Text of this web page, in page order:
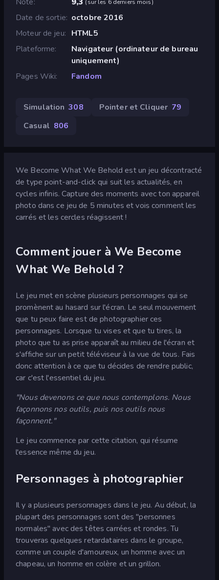
(sur les 6 derniers mois)
Date de sortie octobre 2016
Moteur de jeu
HTML5
Plateforme
Navigateur (ordinateur de bureau
uniquement)
Pages Wiki
Fandom
Simulation 308 Pointer et Cliquer 79
Casual 806
We Become What We Behold est un jeu décontracté
de type point-and-click qui suit les actualités, en
cycles infinis. Capture des moments avec ton appareil
photo dans ce jeu de 5 minutes et vois comment les
carrés et les cercles réagissent !
Comment jouer à We Become
What We Behold ?
Le jeu met en scène plusieurs personnages qui se
promènent au hasard sur l'écran. Le seul mouvement
que tu peux faire est de photographier ces
personnages. Lorsque tu vises et que tu tires, la
photo que tu as prise apparaît au milieu de l'écran et
s'affiche sur un petit téléviseur à la vue de tous. Fais
donc attention à ce que tu décides de rendre public,
car c'est l'essentiel du jeu.
"Nous devenons ce que nous contemplons. Nous
façonnons nos outils, puis nos outils nous
façonnent."
Le jeu commence par cette citation, qui résume
l'essence même du jeu.
Personnages à photographier
Il y a plusieurs personnages dans le jeu. Au début, la
plupart des personnages sont des "personnes
normales" avec des têtes carrées et rondes. Tu
trouveras quelques retardataires dans le groupe,
comme un couple d'amoureux, un homme avec un
chapeau, un homme en colère et un grillon.